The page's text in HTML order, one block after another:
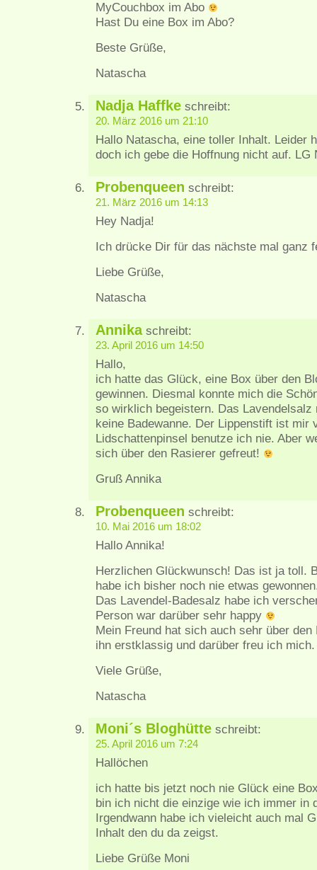
MyCouchbox im Abo
Hast Du eine Box im Abo?
Beste Grüße,
Natascha
Nadja Haffke schreibt:
20. März 2016 um 21:10
Hallo Natascha, eine toller Inhalt. Leider
doch ich gebe die Hoffnung nicht auf. LG
Probenqueen schreibt:
21. März 2016 um 14:13
Hey Nadja!
Ich drücke Dir für das nächste mal ganz
Liebe Grüße,
Natascha
Annikaschreibt:
23. April 2016 um 14:50
Hallo,
ich hatte das Glück, eine Box über den
gewinnen. Diesmal konnte mich die
so wirklich begeistern. Das
keine Badewanne. Der Lippenstift ist mir
Lidschattenpinsel benutze ich nie. Aber
sich über den Rasierer gefreut!
Gruß Annika
Probenqueen schreibt:
10. Mai 2016 um 18:02
Hallo Annika!
Herzlichen Glückwunsch! Das ist ja toll.
habe ich bisher noch nie etwas
Das Lavendel-Badesalz habe ich
Person war darüber sehr happy
Mein Freund hat sich auch sehr über
ihn erstklassig und darüber freu ich mich.
Viele Grüße,
Natascha
Moni´s Bloghütte schreibt:
25. April 2016 um 7:24
Hallöchen
ich hatte bis jetzt noch nie Glück eine
bin ich nicht die einzige wie ich immer in
Irgendwann habe ich vieleicht auch mal
Inhalt den du da zeigst.
Liebe Grüße Moni